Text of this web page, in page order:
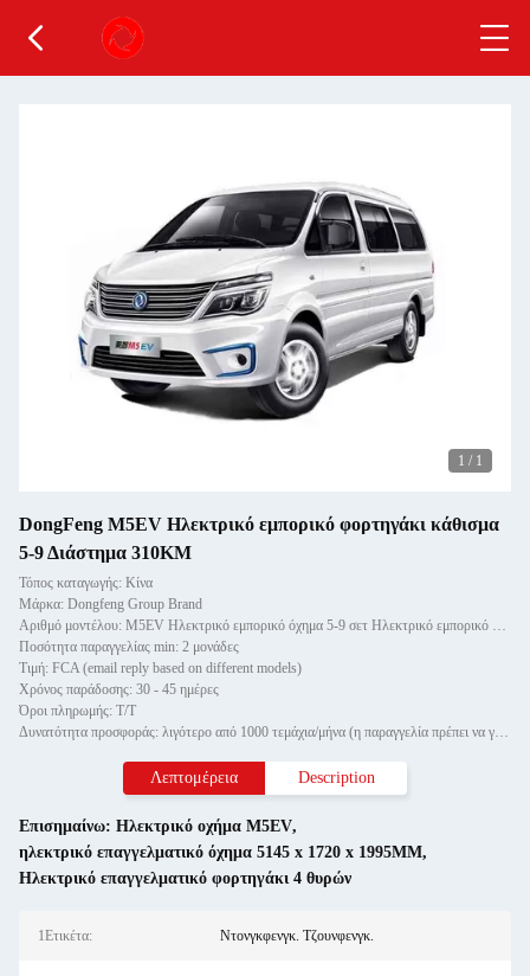
1 / 1
DongFeng M5EV Ηλεκτρικό εμπορικό φορτηγάκι κάθισμα
5-9 Διάστημα 310KM
Τόπος καταγωγής: Κίνα
Μάρκα: Dongfeng Group Brand
Αριθμό μοντέλου: M5EV Ηλεκτρικό εμπορικό όχημα 5-9 σετ Ηλεκτρικό εμπορικό φορτηγάκι
Ποσότητα παραγγελίας min: 2 μονάδες
Τιμή: FCA (email reply based on different models)
Χρόνος παράδοσης: 30 - 45 ημέρες
Όροι πληρωμής: Τ/Τ
Δυνατότητα προσφοράς: λιγότερο από 1000 τεμάχια/μήνα (η παραγγελία πρέπει να γίνεται 30 ημέρες νωρίτερα αν είναι περισσότε
Λεπτομέρεια Description
Επισημαίνω: Ηλεκτρικό οχήμα M5EV,
ηλεκτρικό επαγγελματικό όχημα 5145 x 1720 x 1995MM,
Ηλεκτρικό επαγγελματικό φορτηγάκι 4 θυρών
1Ετικέτα: Ντονγκφενγκ. Τζουνφενγκ.